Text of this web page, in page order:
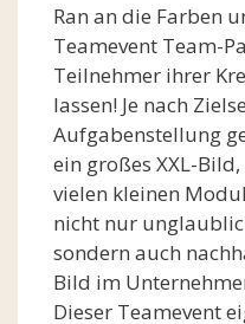
Ran an die Farben
Teamevent Team-
Teilnehmer ihrer
lassen! Je nach
Aufgabenstellung
ein großes XXL-
vielen kleinen
nicht nur
sondern auch
Bild im
Dieser Teamevent